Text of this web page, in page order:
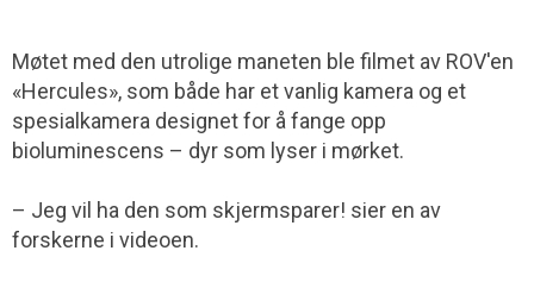
Møtet med den utrolige maneten ble filmet av ROV'en
«Hercules», som både har et vanlig kamera og et
spesialkamera designet for å fange opp
bioluminescens – dyr som lyser i mørket.
– Jeg vil ha den som skjermsparer! sier en av
forskerne i videoen.